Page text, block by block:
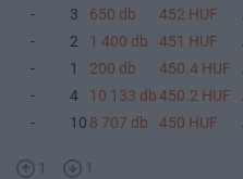
-
3 650 db
452 HUF
-
2 1 400 db
451 HUF
-
1 200 db
450.4 HUF
-
4 10 133 db450.2 HUF
-
10 8 707 db 450 HUF
1 1